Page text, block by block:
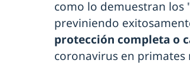
como lo demuestran los
previniendo
protección completa o
coronavirus en primates